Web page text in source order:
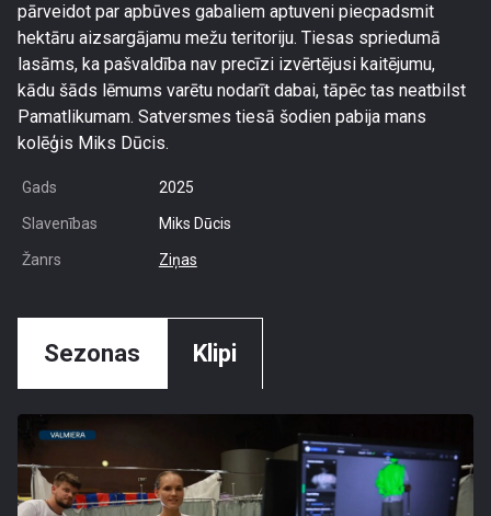
pārveidot par apbūves gabaliem aptuveni piecpadsmit
hektāru aizsargājamu mežu teritoriju. Tiesas spriedumā
lasāms, ka pašvaldība nav precīzi izvērtējusi kaitējumu,
kādu šāds lēmums varētu nodarīt dabai, tāpēc tas neatbilst
Pamatlikumam. Satversmes tiesā šodien pabija mans
kolēģis Miks Dūcis.
Gads 2025
Slavenības Miks Dūcis
Žanrs Ziņas
Sezonas Klipi